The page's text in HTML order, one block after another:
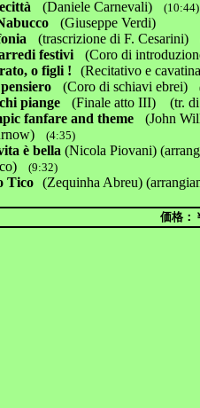
(Daniele Carnevali) (10:44)
(Giuseppe Verdi)
(trascrizione di F. Cesarini)
festivi (Coro di
o figli ! (Recitativo e
(Coro di schiavi ebrei)
piange (Finale atto III) (tr.
fanfare and theme
(John
(4:35)
è bella (Nicola Piovani)
(9:32)
Tico (Zequinha Abreu)
価格：